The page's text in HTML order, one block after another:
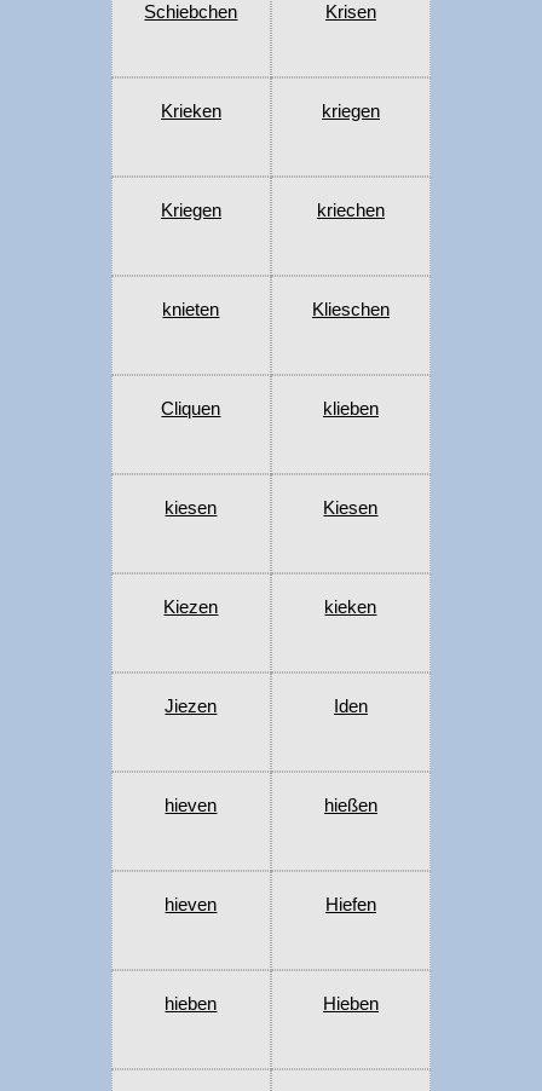
Schiebchen Krisen
Krieken kriegen
Kriegen kriechen
knieten Klieschen
Cliquen klieben
kiesen Kiesen
Kiezen kieken
Jiezen Iden
hieven hießen
hieven Hiefen
hieben Hieben